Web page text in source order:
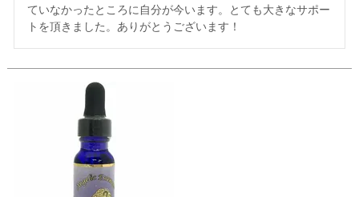
ていなかったところに自分が今います。とても大きなサポー
トを頂きました。ありがとうございます！